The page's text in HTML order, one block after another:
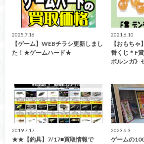
2025.7.16
【ゲーム】WEBチラシ更新しまし
た！★ゲームハード★
2021.6.10
【おもち
番くじ＊F
ポルンガ》
買取告知
2019.7.17
★★【釣具】7/17■買取情報で
2023.6.3
ゲームの